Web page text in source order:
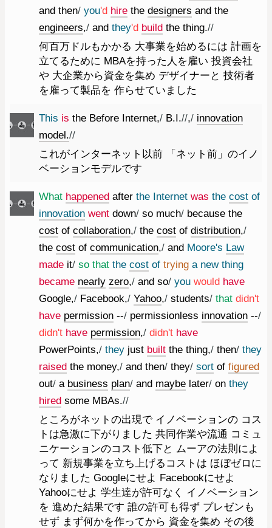
and then/ you'd hire the designers and the
engineers,/ and they'd build the thing.//
何百万ドルもかかる 大事業を始めるには 計画を
立てるために MBAを持った人を雇い 投資会社
や 大企業から資金を集め デザイナーと 技術者
を雇って製品を 作らせていました
This is the Before Internet,/ B.I.//,/ innovation
model.//
これがインターネット以前 「ネット前」のイノ
ベーションモデルです
What happened after the Internet was the cost of
innovation went down/ so much/ because the
cost of collaboration,/ the cost of distribution,/
the cost of communication,/ and Moore's Law
made it/ so that the cost of trying a new thing
became nearly zero,/ and so/ you would have
Google,/ Facebook,/ Yahoo,/ students/ that didn't
have permission --/ permissionless innovation --/
didn't have permission,/ didn't have
PowerPoints,/ they just built the thing,/ then/ they
raised the money,/ and then/ they/ sort of figured
out/ a business plan/ and maybe later/ on they
hired some MBAs.//
ところがネットの出現で イノベーションの コス
トは急激に下がりました 共同作業や流通 コミュ
ニケーションのコスト低下と ムーアの法則によ
って 新規事業を立ち上げるコストは ほぼゼロに
なりました Googleにせよ Facebookにせよ
Yahooにせよ 学生達が許可なく イノベーション
を 進めた結果です 誰の許可も得ず プレゼンも
せず まず何かを作ってから 資金を集め その後